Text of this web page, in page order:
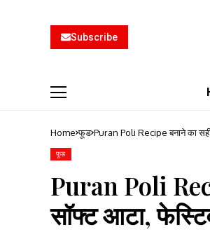
Subscribe
Home फूड Puran Poli Recipe बनाने का
फूड
Puran Poli
सॉफ्ट आटा,